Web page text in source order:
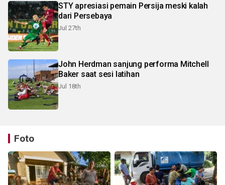
STY apresiasi pemain Persija meski kalah
dari Persebaya
Jul 27th
John Herdman sanjung performa Mitchell
Baker saat sesi latihan
Jul 18th
Foto